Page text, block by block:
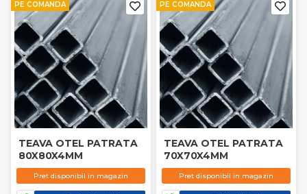
PE COMANDA
TEAVA OTEL PATRATA
80X80X4MM
Pret disponibil in magazin
PE COMANDA
TEAVA OTEL PATRATA
70X70X4MM
Pret disponibil in magazin